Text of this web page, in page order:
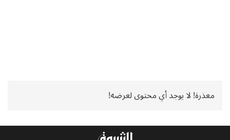
معذرة! لا يوجد أي محتوى لعرضه!